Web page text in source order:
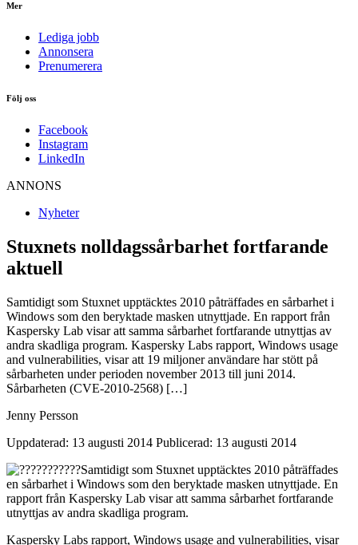
Mer
Lediga jobb
Annonsera
Prenumerera
Följ oss
Facebook
Instagram
LinkedIn
ANNONS
Nyheter
Stuxnets nolldagssårbarhet fortfarande
aktuell
Samtidigt som Stuxnet upptäcktes 2010 påträffades en sårbarhet i
Windows som den beryktade masken utnyttjade. En rapport från
Kaspersky Lab visar att samma sårbarhet fortfarande utnyttjas av
andra skadliga program. Kaspersky Labs rapport, Windows usage
and vulnerabilities, visar att 19 miljoner användare har stött på
sårbarheten under perioden november 2013 till juni 2014.
Sårbarheten (CVE-2010-2568) […]
Jenny Persson
Uppdaterad: 13 augusti 2014 Publicerad: 13 augusti 2014
Samtidigt som Stuxnet upptäcktes 2010 påträffades
en sårbarhet i Windows som den beryktade masken utnyttjade. En
rapport från Kaspersky Lab visar att samma sårbarhet fortfarande
utnyttjas av andra skadliga program.
Kaspersky Labs rapport, Windows usage and vulnerabilities, visar